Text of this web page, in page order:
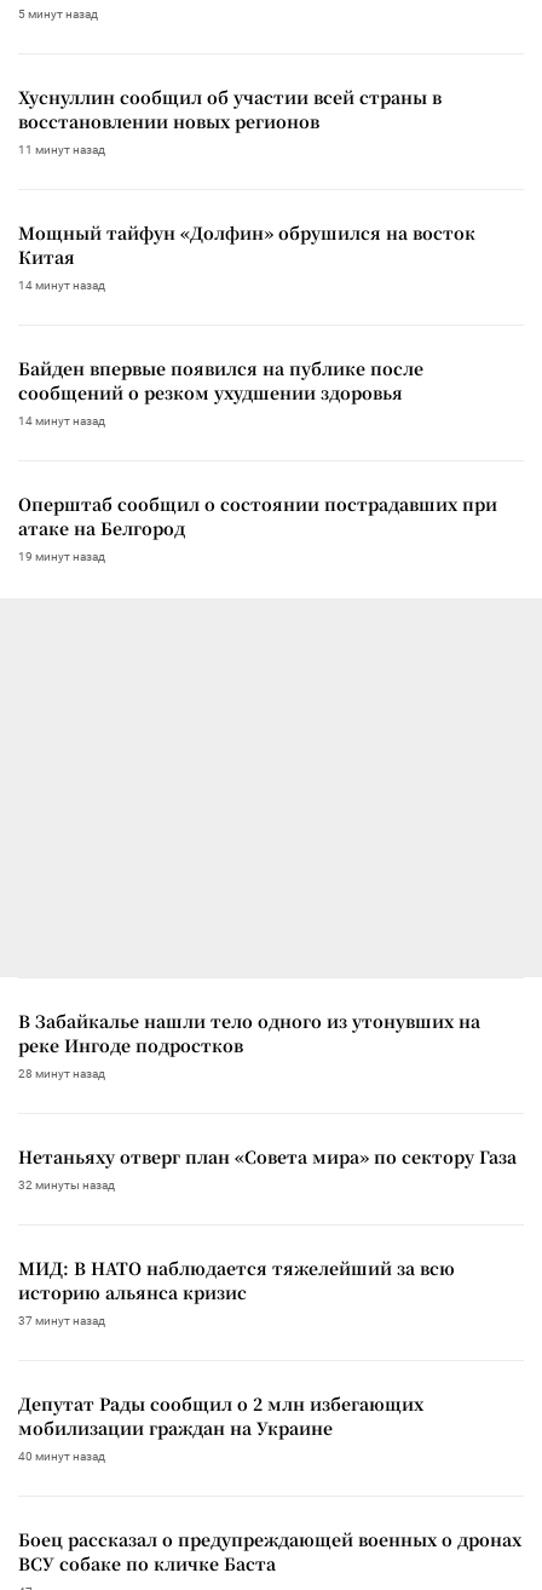
5 минут назад
Хуснуллин сообщил об участии всей страны в
восстановлении новых регионов
11 минут назад
Мощный тайфун «Долфин» обрушился на восток
Китая
14 минут назад
Байден впервые появился на публике после
сообщений о резком ухудшении здоровья
14 минут назад
Оперштаб сообщил о состоянии пострадавших при
атаке на Белгород
19 минут назад
В Забайкалье нашли тело одного из утонувших на
реке Ингоде подростков
28 минут назад
Нетаньяху отверг план «Совета мира» по сектору Газа
32 минуты назад
МИД: В НАТО наблюдается тяжелейший за всю
историю альянса кризис
37 минут назад
Депутат Рады сообщил о 2 млн избегающих
мобилизации граждан на Украине
40 минут назад
Боец рассказал о предупреждающей военных о дронах
ВСУ собаке по кличке Баста